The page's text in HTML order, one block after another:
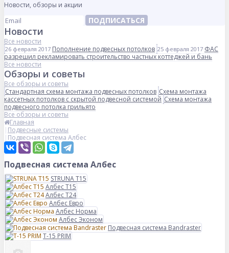
Новости, обзоры и акции
ПОДПИСАТЬСЯ
Новости
Все новости
26 февраля 2017 Пополнение подвесных потолков 25 февраля 2017 ФАС
разрешил рекламировать строительство частных коттеджей и бань
Все новости
Обзоры и советы
Все обзоры и советы
Стандартная схема монтажа подвесных потолков Схема монтажа
кассетных потолков с скрытой подвесной системой Схема монтажа
подвесного потолка грильято
Все обзоры и советы
Главная
Подвесные системы
Подвесная система Албес
Подвесная система Албес
STRUNA Т15
Албес T15
Албес T24
Албес Евро
Албес Норма
Албес Эконом
Подвесная система Bandraster
Т-15 PRIM